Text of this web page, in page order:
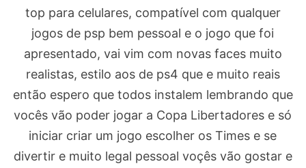
top para celulares, compatível com qualquer
jogos de psp bem pessoal e o jogo que foi
apresentado, vai vim com novas faces muito
realistas, estilo aos de ps4 que e muito reais
então espero que todos instalem lembrando que
vocês vão poder jogar a Copa Libertadores e só
iniciar criar um jogo escolher os Times e se
divertir e muito legal pessoal voçês vão gostar e